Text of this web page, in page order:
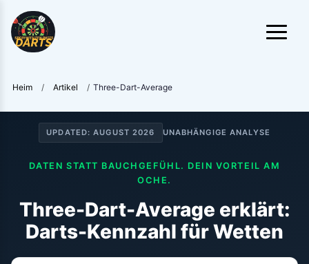
Heim / Artikel / Three-Dart-Average
UPDATED:AUGUST 2026 UNABHÄNGIGE ANALYSE
DATEN STATT BAUCHGEFÜHL. DEIN VORTEIL AM
OCHE.
Three-Dart-Average erklärt:
Darts-Kennzahl für Wetten